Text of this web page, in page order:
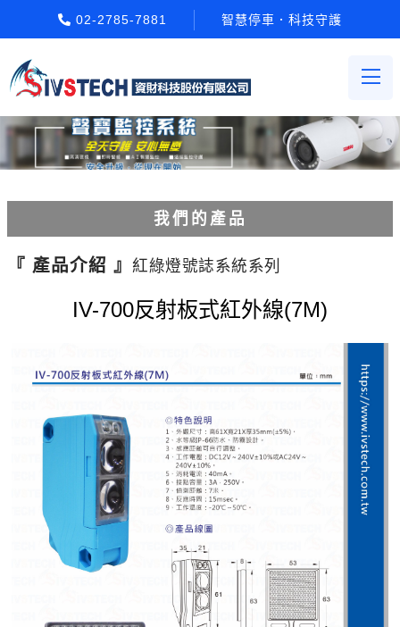
02-2785-7881 智慧停車．科技守護
我們的產品
電動柵欄機系列
Etag長距離讀卡機系列
紅綠燈號誌系統系列
人員通關管制機系列
停車場周邊系列
車輪檔防撞條系列
電動遮陽簾系列
『 產品介紹 』 紅綠燈號誌系統系列
IV-700反射板式紅外線(7M)